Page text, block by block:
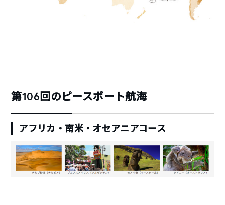
第106回のピースボート航海
アフリカ・南米・オセアニアコース